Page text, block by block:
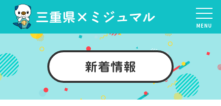
三重県×ミジュマル
MENU
新着情報